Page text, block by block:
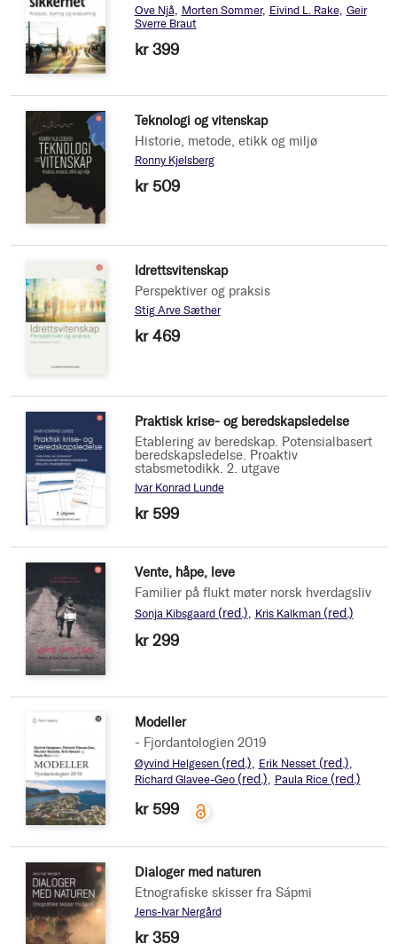
Ove Njå Morten Sommer Eivind L. Rake Geir
Sverre Braut
kr 399
Teknologi og vitenskap
Historie, metode, etikk og miljø
Ronny Kjelsberg
kr 509
Idrettsvitenskap
Perspektiver og praksis
Stig Arve Sæther
kr 469
Praktisk krise- og beredskapsledelse
Etablering av beredskap. Potensialbasert
beredskapsledelse. Proaktiv
stabsmetodikk. 2. utgave
Ivar Konrad Lunde
kr 599
Vente, håpe, leve
Familier på flukt møter norsk hverdagsliv
Sonja Kibsgaard (red.) Kris Kalkman (red.)
kr 299
Modeller
- Fjordantologien 2019
Øyvind Helgesen (red.) Erik Nesset (red.)
Richard Glavee-Geo (red.) Paula Rice (red.)
kr 599
Dialoger med naturen
Etnografiske skisser fra Sápmi
Jens-Ivar Nergård
kr 359